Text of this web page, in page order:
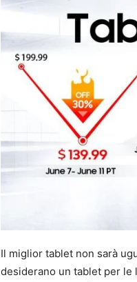
Il miglior tablet non sarà
desiderano un tablet per le